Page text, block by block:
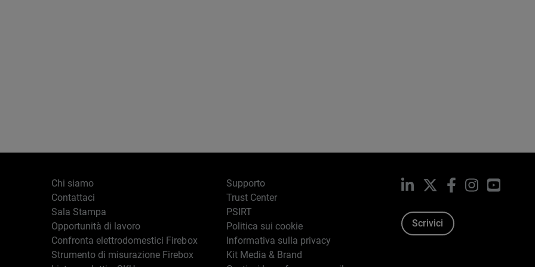
Chi siamo
Contattaci
Sala Stampa
Opportunità di lavoro
Confronta elettrodomestici Firebox
Strumento di misurazione Firebox
Supporto
Trust Center
PSIRT
Politica sui cookie
Informativa sulla privacy
Kit Media & Brand
LinkedIn Facebook
Instagram
Scrivici